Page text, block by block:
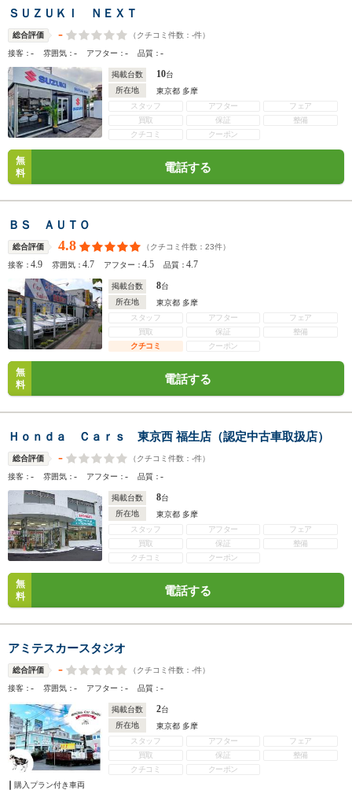
ＳＵＺＵＫＩ ＮＥＸＴ
総合評価 - （クチコミ件数： -件）
接客：- 雰囲気：- アフター：- 品質：-
掲載台数 10台
所在地
東京都 多摩
スタッフ
アフター
フェア
買取
保証
整備
クチコミ
クーポン
無
料
電話する
ＢＳ ＡＵＴＯ
総合評価 4.8 （クチコミ件数： 23件）
接客：4.9 雰囲気：4.7 アフター：4.5 品質：4.7
掲載台数 8台
所在地
東京都 多摩
スタッフ
アフター
フェア
買取
保証
整備
クチコミ
クーポン
無
料
電話する
Ｈｏｎｄａ Ｃａｒｓ 東京西 福生店（認定中古車取扱店）
総合評価 - （クチコミ件数： -件）
接客：- 雰囲気：- アフター：- 品質：-
掲載台数 8台
所在地
東京都 多摩
スタッフ
アフター
フェア
買取
保証
整備
クチコミ
クーポン
無
料
電話する
アミテスカースタジオ
総合評価 - （クチコミ件数： -件）
接客：- 雰囲気：- アフター：- 品質：-
掲載台数 2台
所在地
東京都 多摩
スタッフ
アフター
フェア
買取
保証
整備
クチコミ
クーポン
購入プラン付き車両